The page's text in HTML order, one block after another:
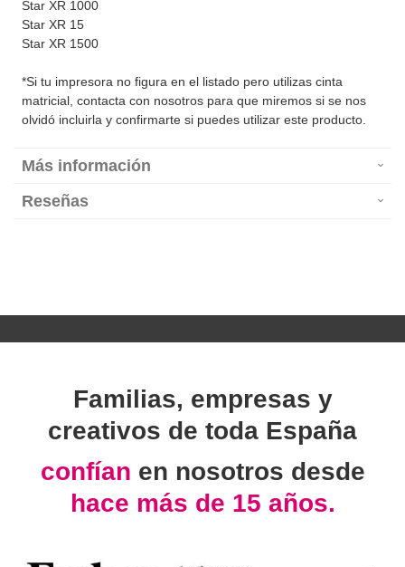
Star XR 1000
Star XR 15
Star XR 1500
*Si tu impresora no figura en el listado pero utilizas cinta
matricial, contacta con nosotros para que miremos si se nos
olvidó incluirla y confirmarte si puedes utilizar este producto.
Más información
Reseñas
Familias, empresas y
creativos de toda España
confían en nosotros desde
hace más de 15 años.